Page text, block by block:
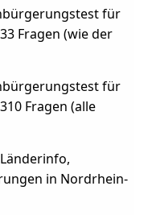
für
Fragen (wie der
für
Fragen (alle
in Nordrhein-